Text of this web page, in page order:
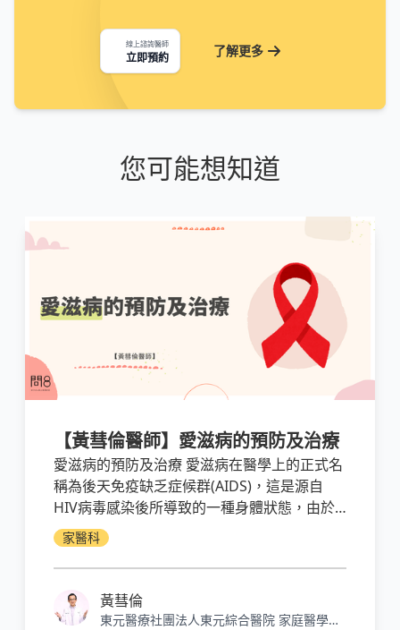
線上諮詢醫師
立即預約 了解更多
您可能想知道
【黃彗倫醫師】愛滋病的預防及治療
愛滋病的預防及治療 愛滋病在醫學上的正式名
稱為後天免疫缺乏症候群(AIDS)，這是源自
HIV病毒感染後所導致的一種身體狀態，由於
HIV病毒會減少身體的CD4免疫細胞，因此會
慢慢讓患者的免疫系統崩解。預防愛滋病最根
本的方法就是避免不安全的性行為、固定性伴
侶和性行為時要全程並且正確的使用保險套
家醫科
黃彗倫
東元醫療社團法人東元綜合醫院 家庭醫學科